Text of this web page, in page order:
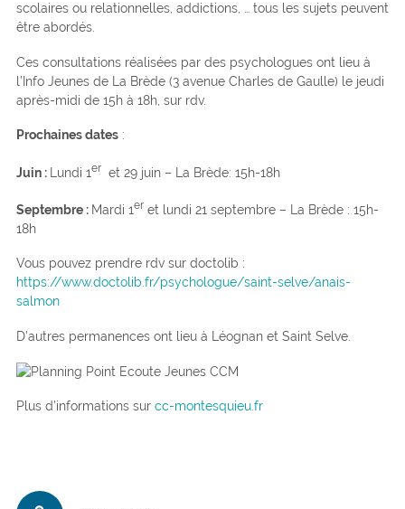
scolaires ou relationnelles, addictions, … tous les sujets peuvent
être abordés.
Ces consultations réalisées par des psychologues ont lieu à
l’Info Jeunes de La Brède (3 avenue Charles de Gaulle) le jeudi
après-midi de 15h à 18h, sur rdv.
Prochaines dates:
Juin : Lundi 1er et 29 juin – La Brède: 15h-18h
Septembre : Mardi 1er et lundi 21 septembre – La Brède : 15h-
18h
Vous pouvez prendre rdv sur doctolib :
https://www.doctolib.fr/psychologue/saint-selve/anais-
salmon
D’autres permanences ont lieu à Léognan et Saint Selve.
Plus d’informations sur cc-montesquieu.fr